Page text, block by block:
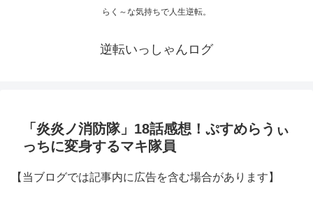
らく～な気持ちで人生逆転。
逆転いっしゃんログ
「炎炎ノ消防隊」18話感想！ぷすめらうぃ
っちに変身するマキ隊員
【当ブログでは記事内に広告を含む場合があります】